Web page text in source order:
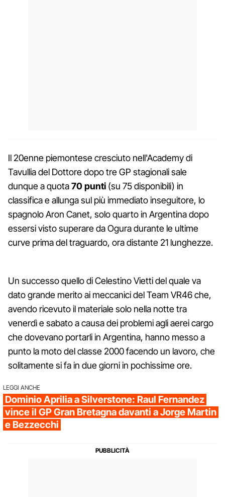
Il 20enne piemontese cresciuto nell'Academy di
Tavullia del Dottore dopo tre GP stagionali sale
dunque a quota70 punti (su 75 disponibili) in
classifica e allunga sul più immediato inseguitore, lo
spagnolo Aron Canet, solo quarto in Argentina dopo
essersi visto superare da Ogura durante le ultime
curve prima del traguardo, ora distante 21 lunghezze.
Un successo quello di Celestino Vietti del quale va
dato grande merito ai meccanici del Team VR46 che,
avendo ricevuto il materiale solo nella notte tra
venerdì e sabato a causa dei problemi agli aerei cargo
che dovevano portarli in Argentina, hanno messo a
punto la moto del classe 2000 facendo un lavoro, che
solitamente si fa in due giorni in pochissime ore.
LEGGI ANCHE
Dominio Aprilia a Silverstone: Raul Fernandez
vince il GP Gran Bretagna davanti a Jorge Martin
e Bezzecchi